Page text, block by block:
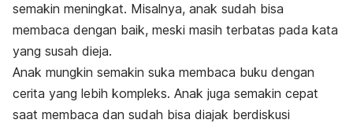
semakin meningkat. Misalnya, anak sudah bisa
membaca dengan baik, meski masih terbatas pada kata
yang susah dieja.
Anak mungkin semakin suka membaca buku dengan
cerita yang lebih kompleks. Anak juga semakin cepat
saat membaca dan sudah bisa diajak berdiskusi